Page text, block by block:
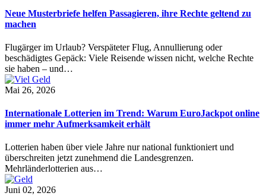
Neue Musterbriefe helfen Passagieren, ihre Rechte geltend zu
machen
Flugärger im Urlaub? Verspäteter Flug, Annullierung oder
beschädigtes Gepäck: Viele Reisende wissen nicht, welche Rechte
sie haben – und…
Mai 26, 2026
Internationale Lotterien im Trend: Warum EuroJackpot online
immer mehr Aufmerksamkeit erhält
Lotterien haben über viele Jahre nur national funktioniert und
überschreiten jetzt zunehmend die Landesgrenzen.
Mehrländerlotterien aus…
Juni 02, 2026